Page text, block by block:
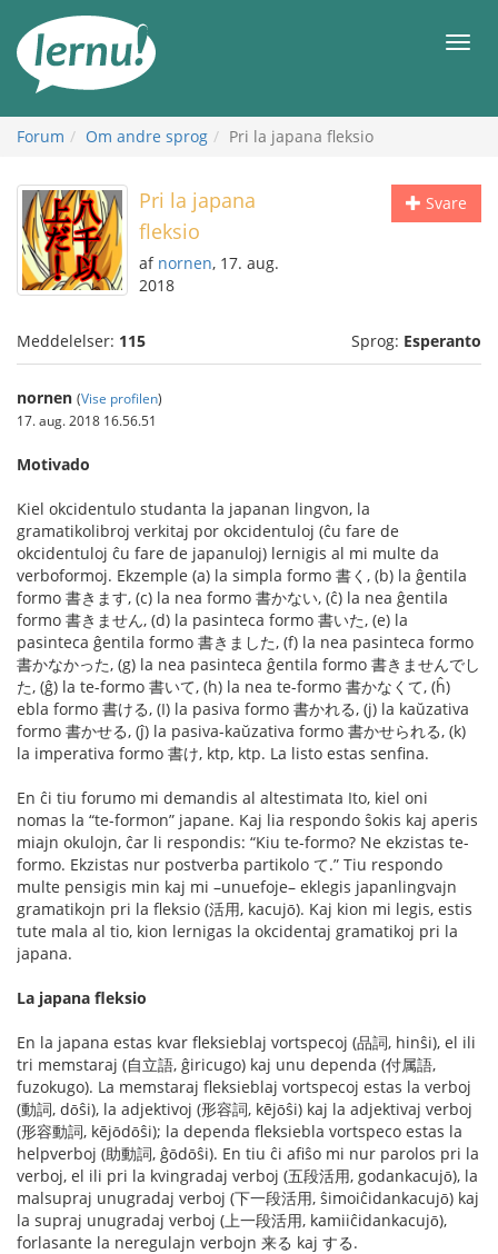
indholdet
Forum Om andre sprog Pri la japana fleksio
Svare
Pri la japana
fleksio
af nornen, 17. aug.
2018
Meddelelser: 115 Sprog: Esperanto
nornen (Vise profilen)
17. aug. 2018 16.56.51
Motivado
Kiel okcidentulo studanta la japanan lingvon, la
gramatikolibroj verkitaj por okcidentuloj (ĉu fare de
okcidentuloj ĉu fare de japanuloj) lernigis al mi multe da
verboformoj. Ekzemple (a) la simpla formo 書く, (b) la ĝentila
formo 書きます, (c) la nea formo 書かない, (ĉ) la nea ĝentila
formo 書きません, (d) la pasinteca formo 書いた, (e) la
pasinteca ĝentila formo 書きました, (f) la nea pasinteca formo
書かなかった, (g) la nea pasinteca ĝentila formo 書きませんでし
た, (ĝ) la te-formo 書いて, (h) la nea te-formo 書かなくて, (ĥ)
ebla formo 書ける, (I) la pasiva formo 書かれる, (j) la kaŭzativa
formo 書かせる, (ĵ) la pasiva-kaŭzativa formo 書かせられる, (k)
la imperativa formo 書け, ktp, ktp. La listo estas senfina.
En ĉi tiu forumo mi demandis al altestimata Ito, kiel oni
nomas la “te-formon” japane. Kaj lia respondo ŝokis kaj aperis
miajn okulojn, ĉar li respondis: “Kiu te-formo? Ne ekzistas te-
formo. Ekzistas nur postverba partikolo て.” Tiu respondo
multe pensigis min kaj mi –unuefoje– eklegis japanlingvajn
gramatikojn pri la fleksio (活用, kacujо̄). Kaj kion mi legis, estis
tute mala al tio, kion lernigas la okcidentaj gramatikoj pri la
japana.
La japana fleksio
En la japana estas kvar fleksieblaj vortspecoj (品詞, hinŝi), el ili
tri memstaraj (自立語, ĝiricugo) kaj unu dependa (付属語,
fuzokugo). La memstaraj fleksieblaj vortspecoj estas la verboj
(動詞, dо̄ŝi), la adjektivoj (形容詞, kējо̄ŝi) kaj la adjektivaj verboj
(形容動詞, kējо̄dо̄ŝi); la dependa fleksiebla vortspeco estas la
helpverboj (助動詞, ĝо̄dо̄ŝi). En tiu ĉi afiŝo mi nur parolos pri la
verboj, el ili pri la kvingradaj verboj (五段活用, godankacujо̄), la
malsupraj unugradaj verboj (下一段活用, ŝimoiĉidankacujо̄) kaj
la supraj unugradaj verboj (上一段活用, kamiiĉidankacujо̄),
forlasante la neregulajn verbojn 来る kaj する.